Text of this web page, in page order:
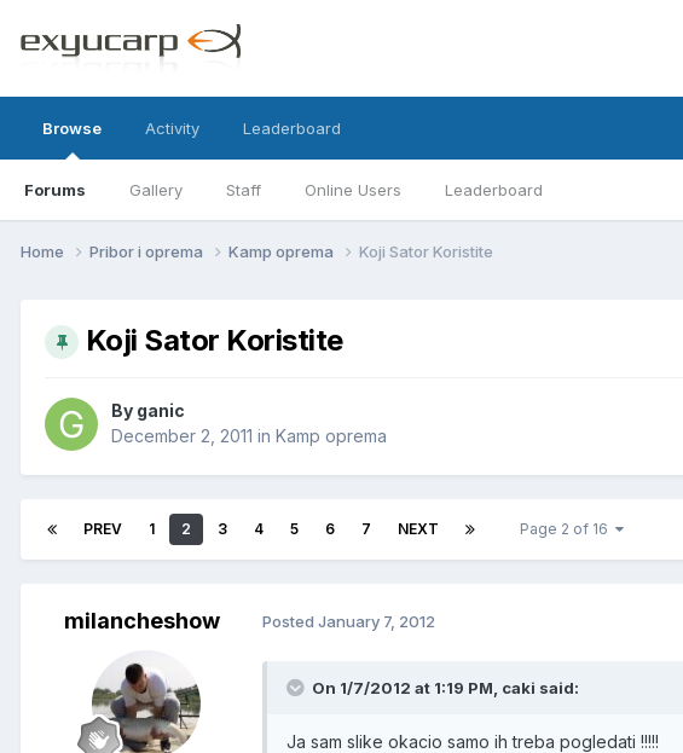
Browse
Forums Gallery Staff Online Users Leaderboard
Activity Leaderboard
Home Pribor i oprema Kamp oprema Koji Sator Koristite
Koji Sator Koristite
By ganic
December 2, 2011 in Kamp oprema
PREV 1 2 3 4 5 6 7 NEXT Page 2 of 16
milancheshow Posted January 7, 2012
On 1/7/2012 at 1:19 PM, caki said:
Ja sam slike okacio samo ih treba pogledati !!!!!